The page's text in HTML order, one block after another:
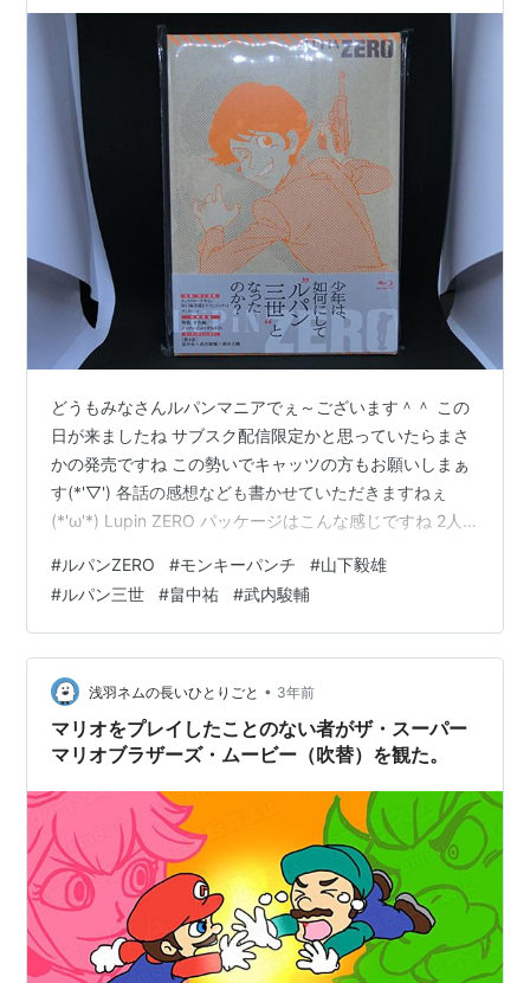
どうもみなさんルパンマニアでぇ～ございます＾＾ この
日が来ましたね サブスク配信限定かと思っていたらまさ
かの発売ですね この勢いでキャッツの方もお願いしまぁ
す(*'▽') 各話の感想なども書かせていただきますねぇ
(*'ω'*) Lupin ZERO パッケージはこんな感じですね 2人
DVD/BDのどちらを選べます 私はBD版にしました 品名は
BOXですが2枚Discってねｗ 中パッケージは外パッケー
ジのデザインがカラーになってますね 出した時の笑顔に
こちらも笑みが( *´艸｀) 影がある為か躍動感を感じます
ね ディスクレーベルはこんな感じ …
#ルパンZERO #モンキーパンチ #山下毅雄
#ルパン三世 #畠中祐 #武内駿輔
浅羽ネムの長いひとりごと • 3年前
マリオをプレイしたことのない者がザ・スーパー
マリオブラザーズ・ムービー（吹替）を観た。